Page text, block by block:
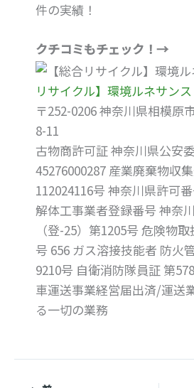
件の実績！
クチコミもチェック！→
リサイクル】環境ルネサンス
〒252-0206 神奈川県相模原
8-11
古物商許可証 神奈川県公安
45276000287 産業廃棄物収
112024116号 神奈川県許可
解体工事業者登録番号 神奈
（登-25）第1205号 危険物
号 656 ガス溶接技能者 防火
9210号 自衛消防隊員証 第
車運送事業経営届出済/運送
る一切の業務